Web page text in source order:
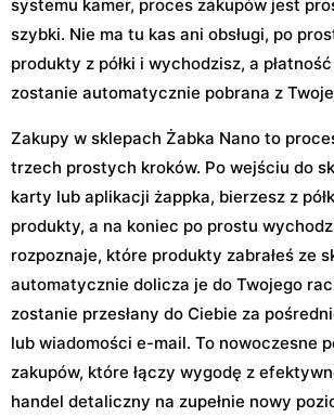
systemu kamer, proces zakupów jest
szybki. Nie ma tu kas ani obsługi, po
produkty z półki i wychodzisz, a
zostanie automatycznie pobrana z
Zakupy w sklepach Żabka Nano to
trzech prostych kroków. Po wejściu do
karty lub aplikacji żappka, bierzesz z
produkty, a na koniec po prostu
rozpoznaje, które produkty zabrałeś ze
automatycznie dolicza je do Twojego
zostanie przesłany do Ciebie za
lub wiadomości e-mail. To nowoczesne
zakupów, które łączy wygodę z
handel detaliczny na zupełnie nowy